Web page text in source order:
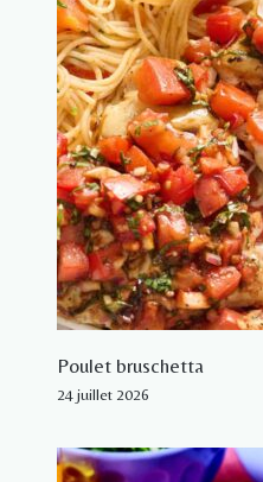
Poulet bruschetta
24 juillet 2026